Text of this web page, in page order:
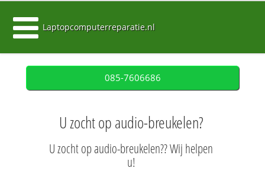
Laptopcomputerreparatie.nl
085-7606686
U zocht op audio-breukelen?
U zocht op audio-breukelen?? Wij helpen
u!